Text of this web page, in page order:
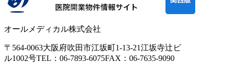
オールメディカル株式会社
〒564-0063大阪府吹田市江坂町1-13-21江坂寺辻ビ
ル1002号TEL：06-7893-6075FAX：06-7635-9090